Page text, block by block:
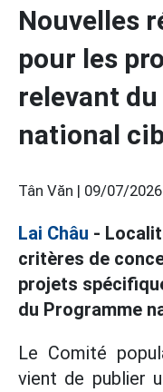
Nouvelles
pour les
relevant
national
Tân Văn | 09/07/
Lai Châu -
critères de
projets
du Programme
Le Comité
vient de publier